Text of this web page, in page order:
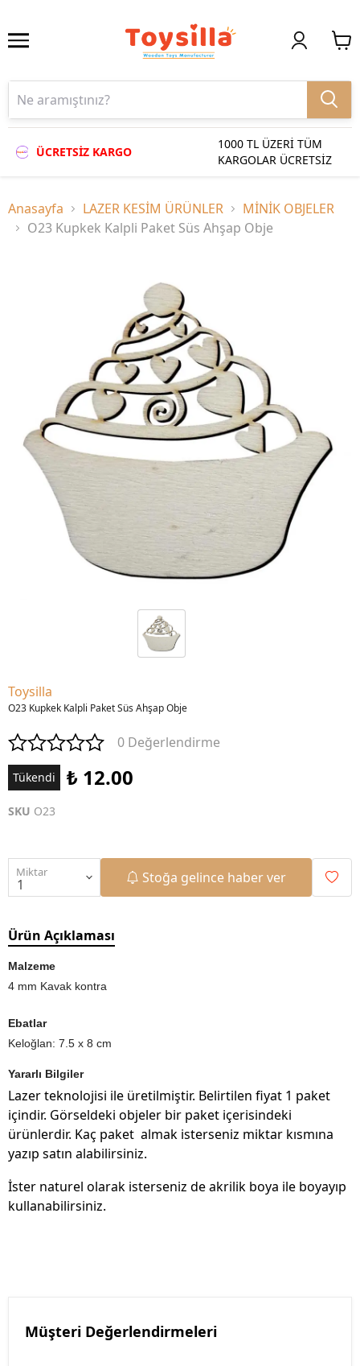
ÜCRETSİZ KARGO
1000 TL ÜZERİ TÜM
KARGOLAR ÜCRETSİZ
Anasayfa LAZER KESİM ÜRÜNLER
MİNİK OBJELER
O23 Kupkek Kalpli Paket Süs Ahşap Obje
Toysilla
O23 Kupkek Kalpli Paket Süs Ahşap Obje
0 Değerlendirme
Tükendi ₺ 12.00
SKU O23
Miktar Stoğa gelince haber ver
Ürün Açıklaması
Malzeme
4 mm Kavak kontra
Ebatlar
Keloğlan: 7.5 x 8 cm
Yararlı Bilgiler
Lazer teknolojisi ile üretilmiştir. Belirtilen fiyat 1 paket
içindir. Görseldeki objeler bir paket içerisindeki
ürünlerdir. Kaç paket almak isterseniz miktar kısmına
yazıp satın alabilirsiniz.
İster naturel olarak isterseniz de akrilik boya ile boyayıp
kullanabilirsiniz.
Müşteri Değerlendirmeleri